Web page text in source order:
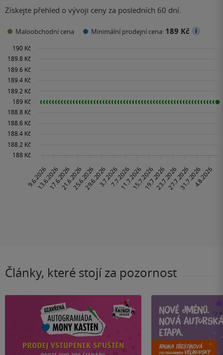
Získejte přehled o vývoji ceny za posledních 60 dní.
Maloobchodní cena Minimální prodejní cena: 189 Kč
Články, které stojí za pozornost